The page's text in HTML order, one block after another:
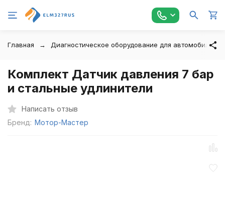
Главная Диагностическое оборудование для автомобилей
Комплект Датчик давления 7 бар
и стальные удлинители
Написать отзыв
Бренд: Мотор-Мастер